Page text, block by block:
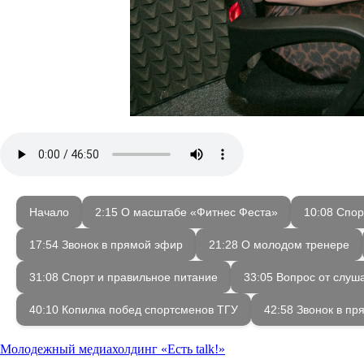
Начало 2:15 О масштабе «Фитнес Феста» 10:08
17:54 Звонок в прямой эфир 21:28 О молодом тренере
31:08 Спорт и правильное питание 33:05 Вопрос от
40:10 Копилка побед спортсменов ТГУ 42:58 Звонок в
Молодежный медиахолдинг «Есть talk!»